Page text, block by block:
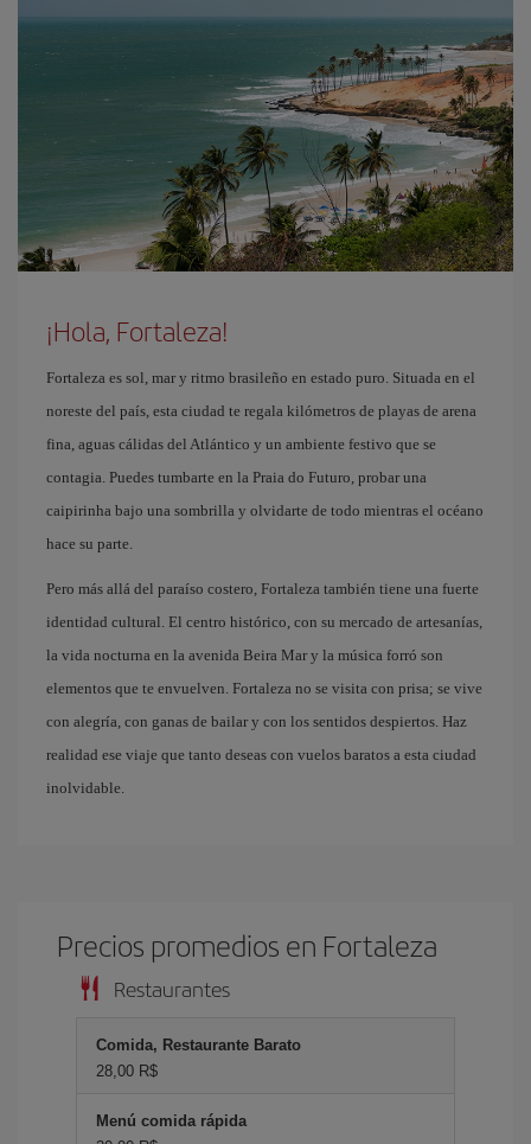
¡Hola, Fortaleza!
Fortaleza es sol, mar y ritmo brasileño en estado puro. Situada en el
noreste del país, esta ciudad te regala kilómetros de playas de arena
fina, aguas cálidas del Atlántico y un ambiente festivo que se
contagia. Puedes tumbarte en la Praia do Futuro, probar una
caipirinha bajo una sombrilla y olvidarte de todo mientras el océano
hace su parte.
Pero más allá del paraíso costero, Fortaleza también tiene una fuerte
identidad cultural. El centro histórico, con su mercado de artesanías,
la vida nocturna en la avenida Beira Mar y la música forró son
elementos que te envuelven. Fortaleza no se visita con prisa; se vive
con alegría, con ganas de bailar y con los sentidos despiertos. Haz
realidad ese viaje que tanto deseas con vuelos baratos a esta ciudad
inolvidable.
Precios promedios en Fortaleza
Restaurantes
Comida, Restaurante Barato
28,00 R$
Menú comida rápida